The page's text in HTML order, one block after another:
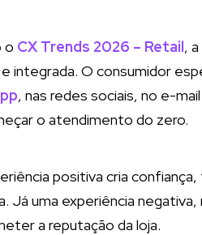
o CX Trends 2026 – Retail,
integrada. O consumidor
, nas redes sociais, no e-
o atendimento do zero.
positiva cria
Já uma experiência
a reputação da loja.